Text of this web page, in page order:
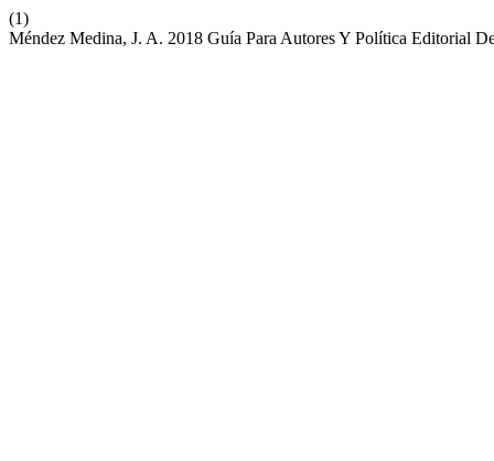
(1)
Méndez Medina, J. A. 2018 Guía Para Autores Y Política Editorial